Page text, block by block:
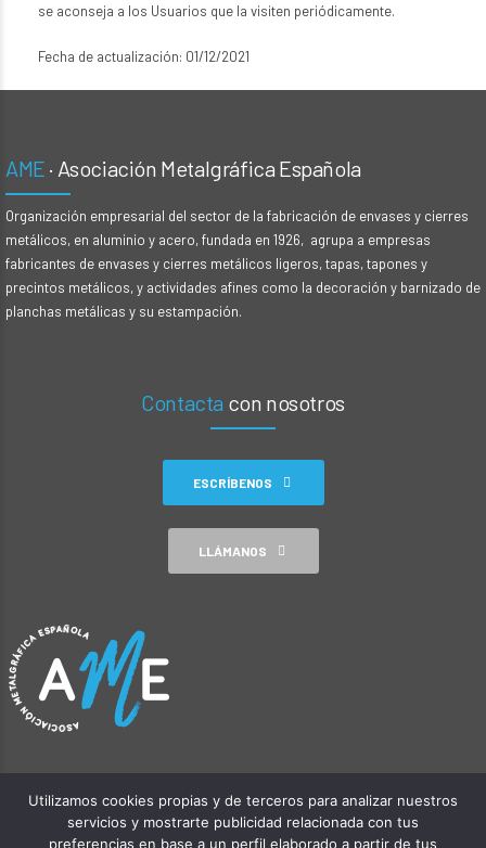
se aconseja a los Usuarios que la visiten periódicamente.
Fecha de actualización: 01/12/2021
AME · Asociación Metalgráfica Española
Organización empresarial del sector de la fabricación de envases y cierres
metálicos, en aluminio y acero, fundada en 1926, agrupa a empresas
fabricantes de envases y cierres metálicos ligeros, tapas, tapones y
precintos metálicos, y actividades afines como la decoración y barnizado de
planchas metálicas y su estampación.
Contacta con nosotros
ESCRÍBENOS
LLÁMANOS
Utilizamos cookies propias y de terceros para analizar nuestros
servicios y mostrarte publicidad relacionada con tus
preferencias en base a un perfil elaborado a partir de tus